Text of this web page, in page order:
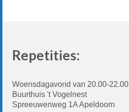
Repetities:
Woensdagavond van 20.00-22.00
Buurthuis 't Vogelnest
Spreeuwenweg 1A Apeldoorn